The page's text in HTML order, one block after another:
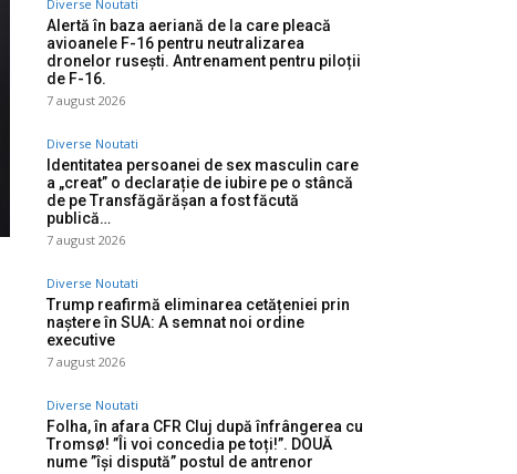
Diverse Noutati
Alertă în baza aeriană de la care pleacă
avioanele F-16 pentru neutralizarea
dronelor rusești. Antrenament pentru piloții
de F-16.
7 august 2026
Diverse Noutati
Identitatea persoanei de sex masculin care
a „creat” o declarație de iubire pe o stâncă
de pe Transfăgărășan a fost făcută
publică…
7 august 2026
Diverse Noutati
Trump reafirmă eliminarea cetățeniei prin
naștere în SUA: A semnat noi ordine
executive
7 august 2026
Diverse Noutati
Folha, în afara CFR Cluj după înfrângerea cu
Tromsø! ”Îi voi concedia pe toți!”. DOUĂ
nume ”își dispută” postul de antrenor